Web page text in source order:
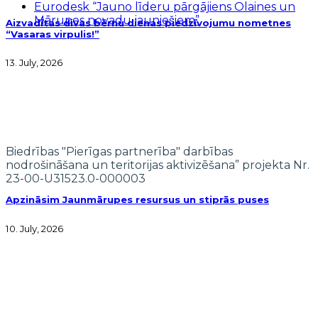
Aizvadītas divas bērnu dienas piedzīvojumu nometnes
“Vasaras virpulis!”
13. July, 2026
Apzināsim Jaunmārupes resursus un stiprās puses
10. July, 2026
Eurodesk “Jauno līderu pārgājiens Olaines un
Mārupes novadu jauniešiem”
Biedrības "Pierīgas partnerība" darbības
nodrošināšana un teritorijas aktivizēšana” projekta Nr.
23-00-U31523.0-000003